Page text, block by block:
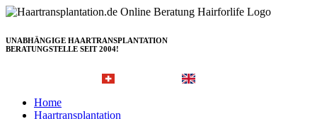
Zum
springen
UNABHÄNGIGE HAARTRANSPLANTATION
BERATUNGSTELLE SEIT 2004!
Home
Haartransplantation